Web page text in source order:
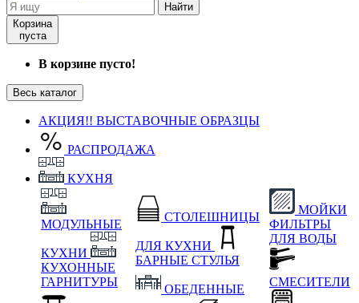
Найти
Корзина
пуста
В корзине пусто!
Весь каталог
АКЦИЯ!! ВЫСТАВОЧНЫЕ ОБРАЗЦЫ
РАСПРОДАЖА
КУХНЯ
МОДУЛЬНЫЕ
КУХНИ
КУХОННЫЕ
ГАРНИТУРЫ
СТОЛЕШНИЦЫ
ДЛЯ КУХНИ
БАРНЫЕ СТУЛЬЯ
ОБЕДЕННЫЕ
МОЙКИ
ФИЛЬТРЫ
ДЛЯ ВОДЫ
СМЕСИТЕЛИ